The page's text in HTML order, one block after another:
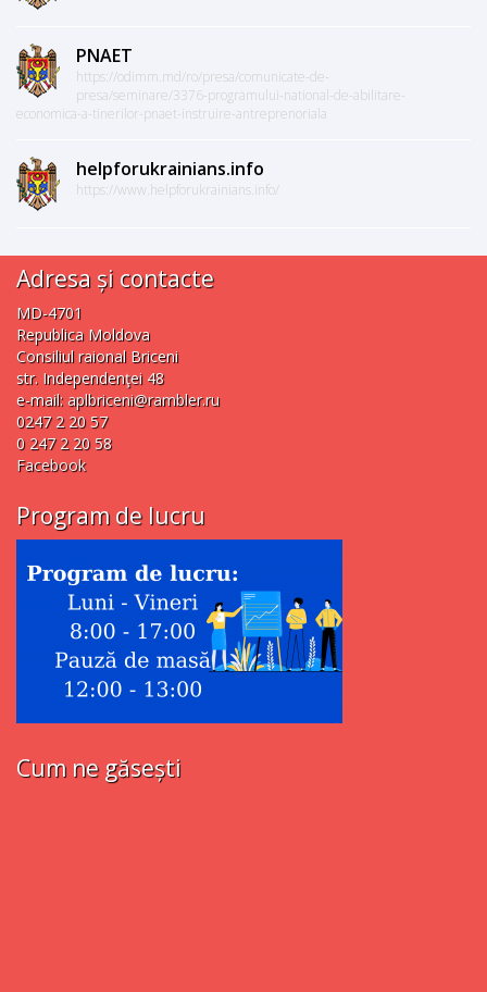
PNAET
https://odimm.md/ro/presa/comunicate-de-
presa/seminare/3376-programului-national-de-abilitare-
economica-a-tinerilor-pnaet-instruire-antreprenoriala
helpforukrainians.info
https://www.helpforukrainians.info/
Adresa și contacte
MD-4701
Republica Moldova
Consiliul raional Briceni
str. Independenţei 48
e-mail: aplbriceni@rambler.ru
0247 2 20 57
0 247 2 20 58
Facebook
Program de lucru
Cum ne găsești